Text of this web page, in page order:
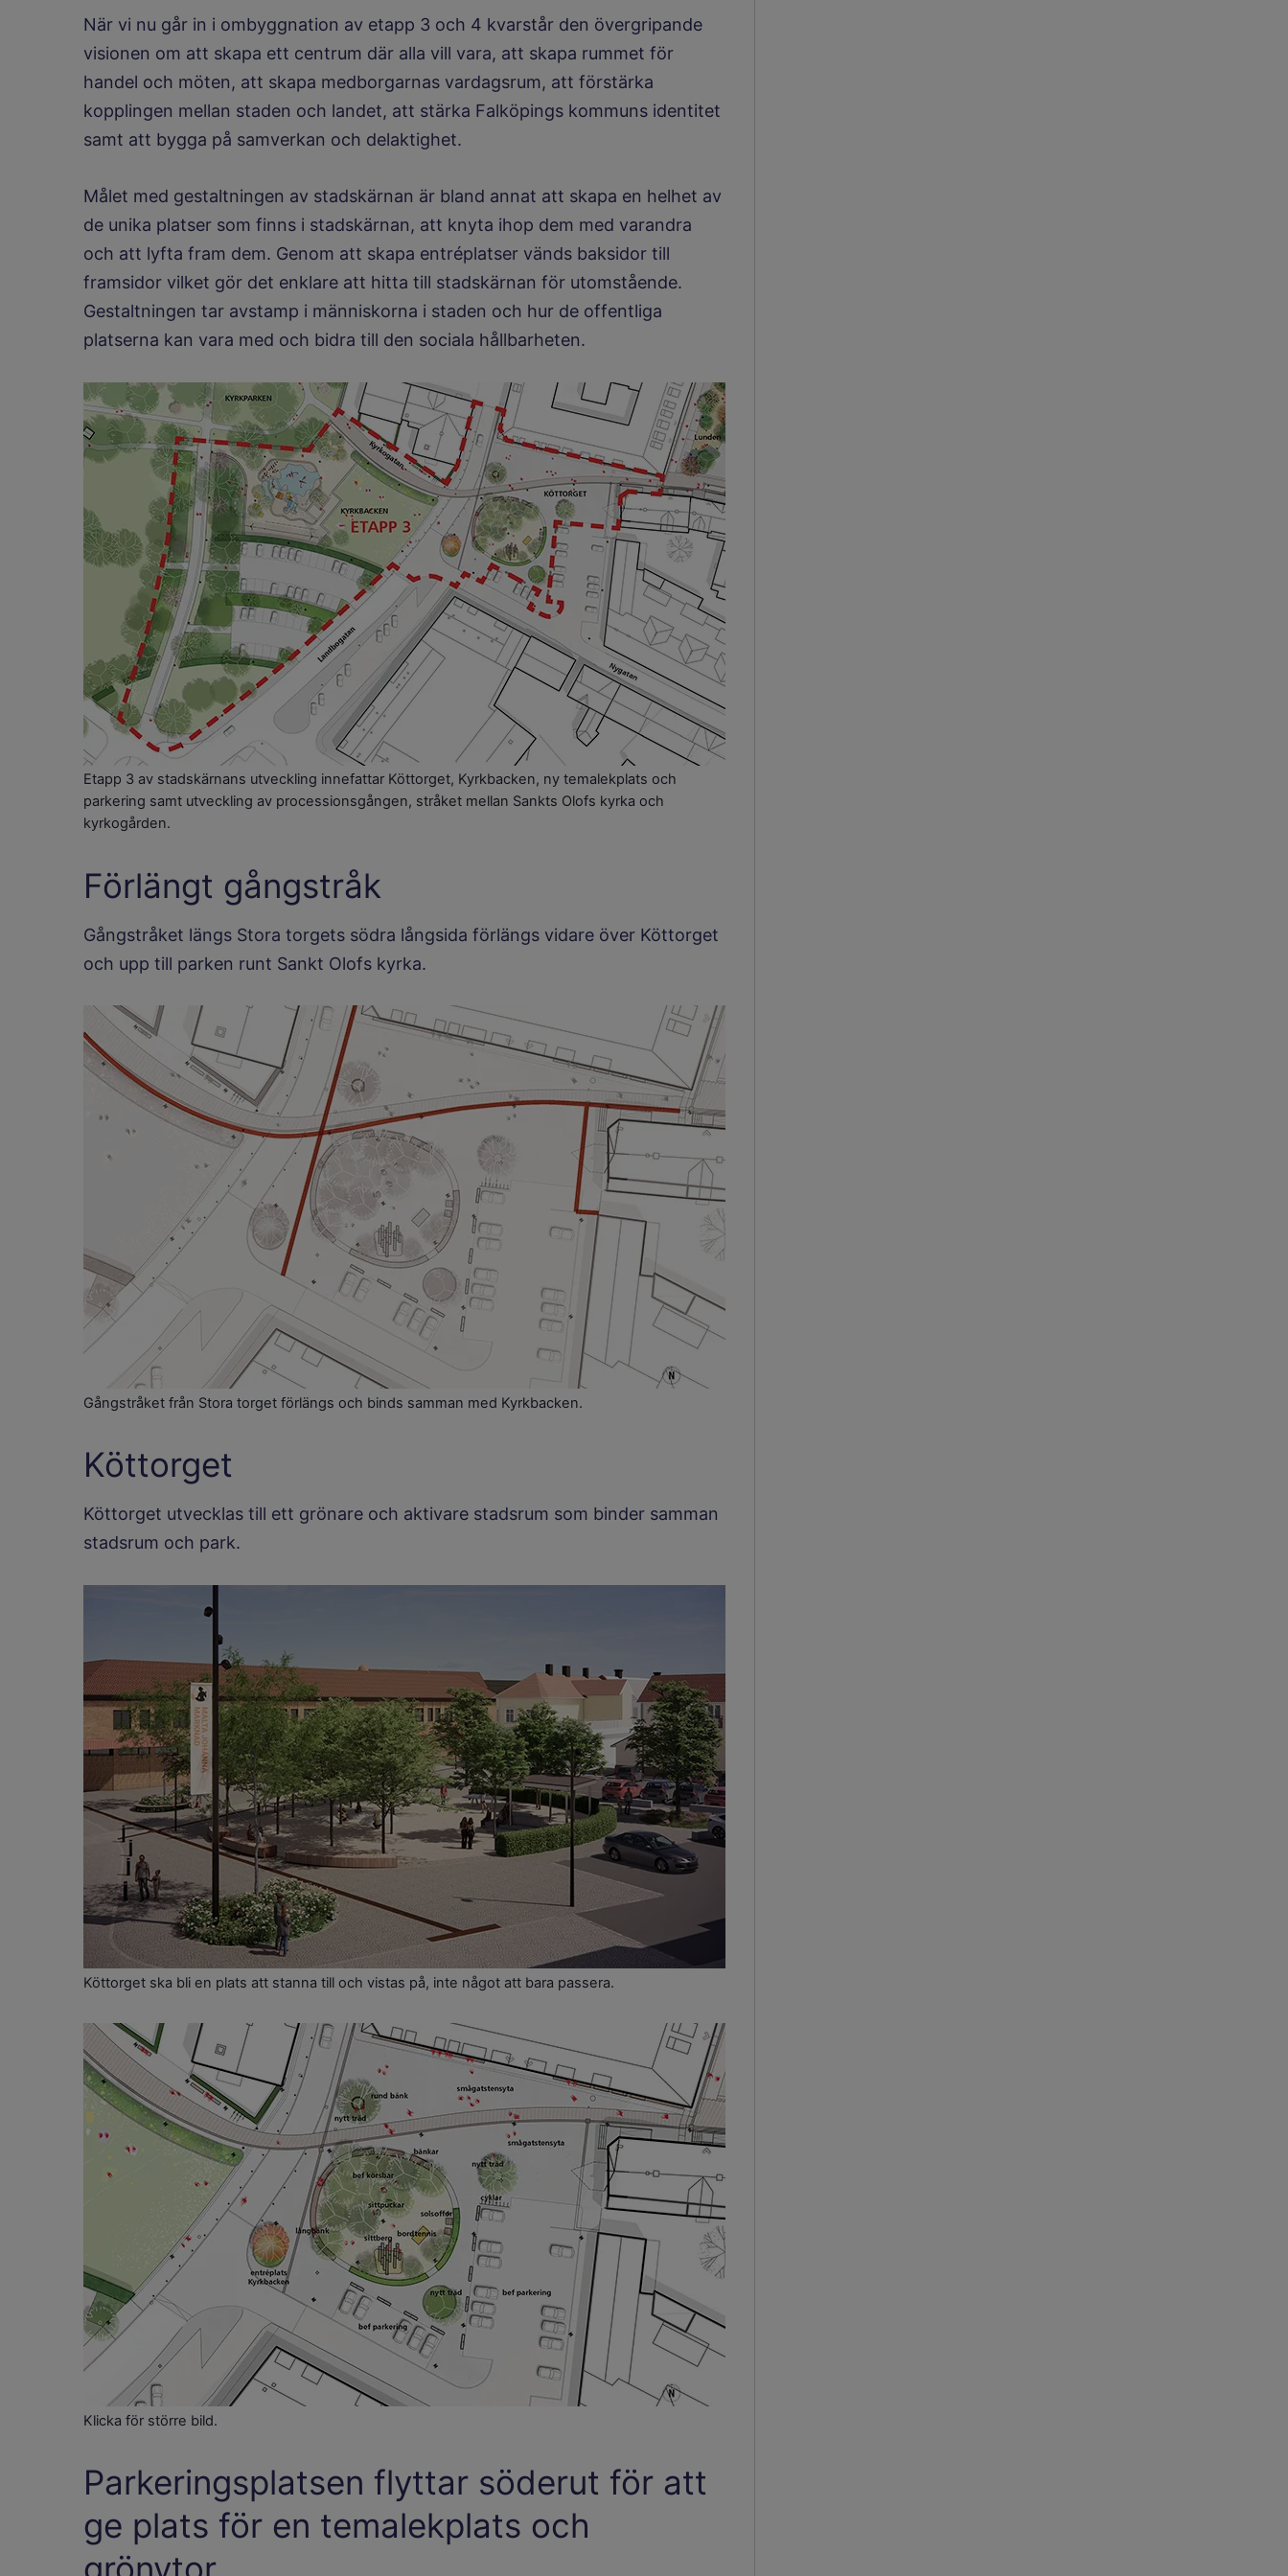
När vi nu går in i ombyggnation av etapp 3 och 4 kvarstår den övergripande
visionen om att skapa ett centrum där alla vill vara, att skapa rummet för
handel och möten, att skapa medborgarnas vardagsrum, att förstärka
kopplingen mellan staden och landet, att stärka Falköpings kommuns identitet
samt att bygga på samverkan och delaktighet.
Målet med gestaltningen av stadskärnan är bland annat att skapa en helhet av
de unika platser som finns i stadskärnan, att knyta ihop dem med varandra
och att lyfta fram dem. Genom att skapa entréplatser vänds baksidor till
framsidor vilket gör det enklare att hitta till stadskärnan för utomstående.
Gestaltningen tar avstamp i människorna i staden och hur de offentliga
platserna kan vara med och bidra till den sociala hållbarheten.
Etapp 3 av stadskärnans utveckling innefattar Köttorget, Kyrkbacken, ny temalekplats och
parkering samt utveckling av processionsgången, stråket mellan Sankts Olofs kyrka och
kyrkogården.
Förlängt gångstråk
Gångstråket längs Stora torgets södra långsida förlängs vidare över Köttorget
och upp till parken runt Sankt Olofs kyrka.
Gångstråket från Stora torget förlängs och binds samman med Kyrkbacken.
Köttorget
Köttorget utvecklas till ett grönare och aktivare stadsrum som binder samman
stadsrum och park.
Köttorget ska bli en plats att stanna till och vistas på, inte något att bara passera.
Klicka för större bild.
Parkeringsplatsen flyttar söderut för att
ge plats för en temalekplats och